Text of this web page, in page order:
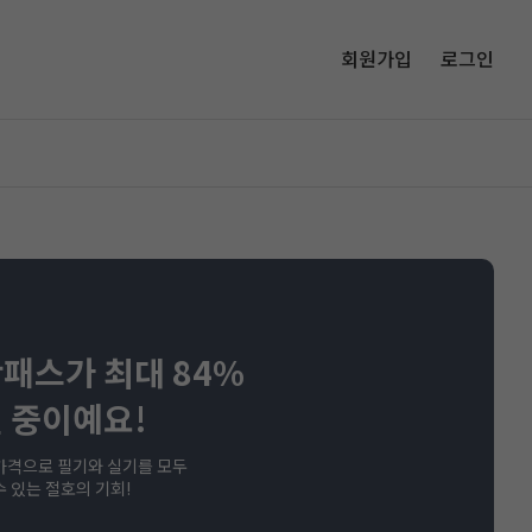
회원가입 로그인
스가 최대 84%
중이예요!
격으로 필기와 실기를 모두
있는 절호의 기회!